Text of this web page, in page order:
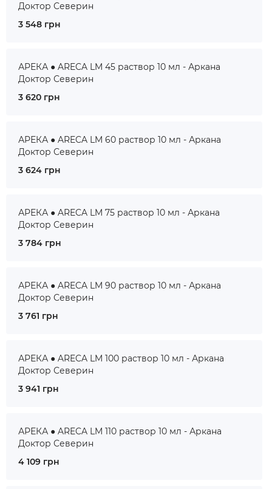
Доктор Северин
3 548 грн
АРЕКА ● ARECA LM 45 раствор 10 мл - Аркана
Доктор Северин
3 620 грн
АРЕКА ● ARECA LM 60 раствор 10 мл - Аркана
Доктор Северин
3 624 грн
АРЕКА ● ARECA LM 75 раствор 10 мл - Аркана
Доктор Северин
3 784 грн
АРЕКА ● ARECA LM 90 раствор 10 мл - Аркана
Доктор Северин
3 761 грн
АРЕКА ● ARECA LM 100 раствор 10 мл - Аркана
Доктор Северин
3 941 грн
АРЕКА ● ARECA LM 110 раствор 10 мл - Аркана
Доктор Северин
4 109 грн